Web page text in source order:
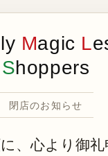
Magic L
Shoppers
閉店のお知らせ
、心より御礼